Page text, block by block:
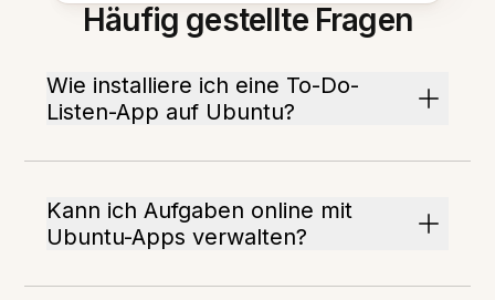
Häufig gestellte Fragen
Wie installiere ich eine To-Do-
Listen-App auf Ubuntu?
Kann ich Aufgaben online mit
Ubuntu-Apps verwalten?